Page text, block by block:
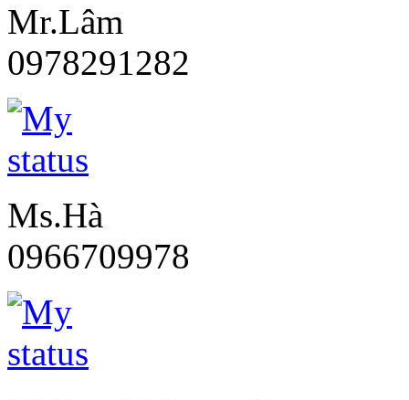
Mr.Lâm
0978291282
Ms.Hà
0966709978